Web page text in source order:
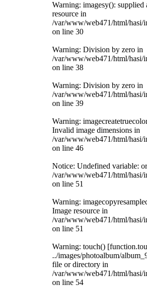
Warning: imagesy():
resource in
/var/www/web471/html/hasi/
on line 30
Warning: Division by zero in
/var/www/web471/html/hasi/
on line 38
Warning: Division by zero in
/var/www/web471/html/hasi/
on line 39
Warning:
Invalid image dimensions in
/var/www/web471/html/hasi/
on line 46
Notice: Undefined variable:
/var/www/web471/html/hasi/
on line 51
Warning:
Image resource in
/var/www/web471/html/hasi/
on line 51
Warning: touch()
../images/photoalbum/
file or directory in
/var/www/web471/html/hasi/
on line 54